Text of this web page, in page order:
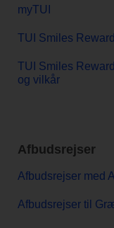
myTUI
TUI Smiles
TUI Smiles
og vilkår
Afbudsrejser
Afbudsrejser med
Afbudsrejser til